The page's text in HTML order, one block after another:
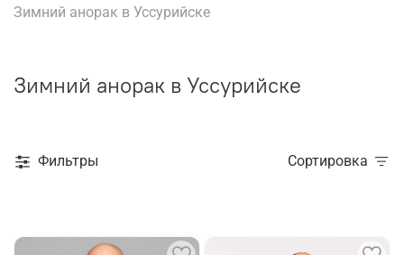
Зимний анорак в Уссурийске
Зимний анорак в Уссурийске
Фильтры Сортировка